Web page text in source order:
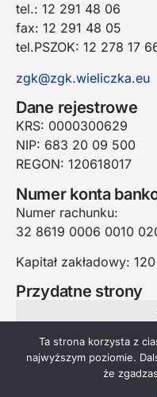
tel.: 12 291 48 06
fax: 12 291 48 05
tel.PSZOK: 12 278 17
zgk@zgk.wieliczka.eu
Dane rejestrowe
KRS: 0000300629
NIP: 683 20 09 500
REGON: 120618017
Numer konta
Numer rachunku:
32 8619 0006 0010
Kapitał zakładowy:
Przydatne strony
Ta strona korzysta z
najwyższym poziomie.
że